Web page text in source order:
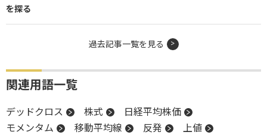
を探る
過去記事一覧を見る
関連用語一覧
デッドクロス 株式
日経平均株価
モメンタム
移動平均線 反発
上値